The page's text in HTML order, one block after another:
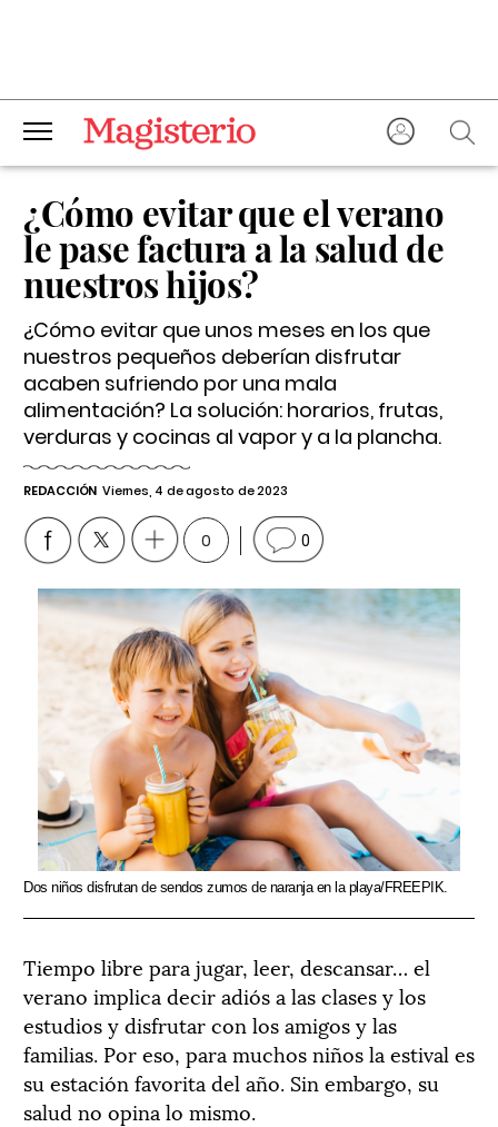
¿Cómo evitar que el verano
le pase factura a la salud de
nuestros hijos?
¿Cómo evitar que unos meses en los que
nuestros pequeños deberían disfrutar
acaben sufriendo por una mala
alimentación? La solución: horarios, frutas,
verduras y cocinas al vapor y a la plancha.
REDACCIÓN Viernes, 4 de agosto de 2023
0 0
Dos niños disfrutan de sendos zumos de naranja en la playa/FREEPIK.
Tiempo libre para jugar, leer, descansar… el
verano implica decir adiós a las clases y los
estudios y disfrutar con los amigos y las
familias. Por eso, para muchos niñosla estival es
su estación favorita del año. Sin embargo, su
salud no opina lo mismo.